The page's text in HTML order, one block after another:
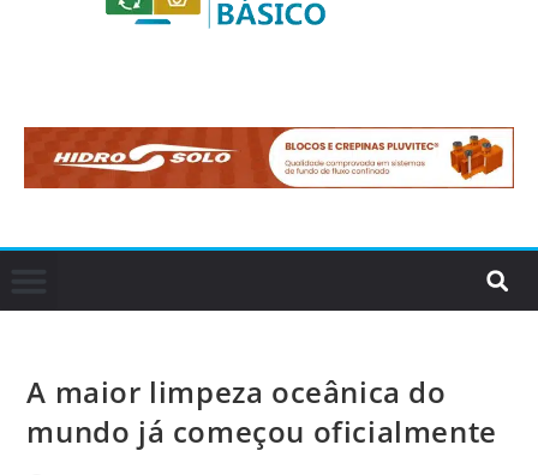
A maior limpeza oceânica do
mundo já começou oficialmente